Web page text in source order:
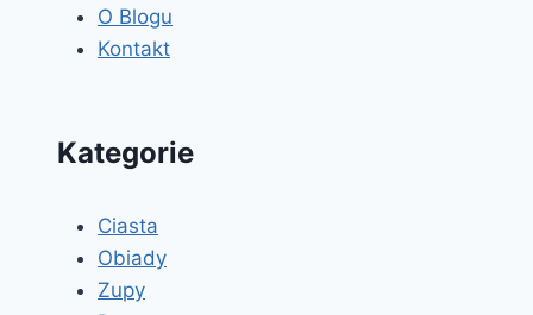
O Blogu
Kontakt
Kategorie
Ciasta
Obiady
Zupy